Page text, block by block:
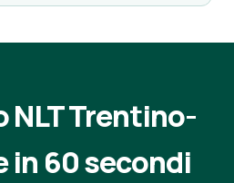
NLT Trentino-
in 60 secondi